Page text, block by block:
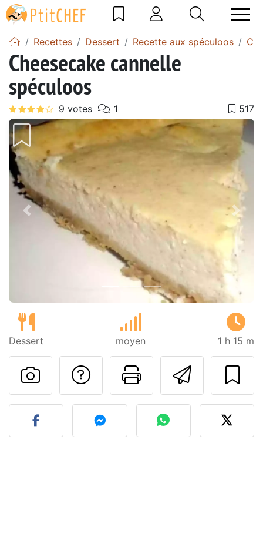
Recettes Dessert Recette aux spéculoos
Cheesecake cannelle
spéculoos
Précédent
Dessert moyen 1 h 15 m
Imprimer
Poser une
Publier votre photo de